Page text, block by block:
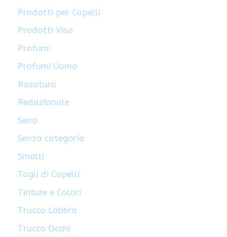
Prodotti per Capelli
Prodotti Viso
Profumi
Profumi Uomo
Rasatura
Redazionale
Seno
Senza categoria
Smalti
Tagli di Capelli
Tinture e Colori
Trucco Labbra
Trucco Occhi